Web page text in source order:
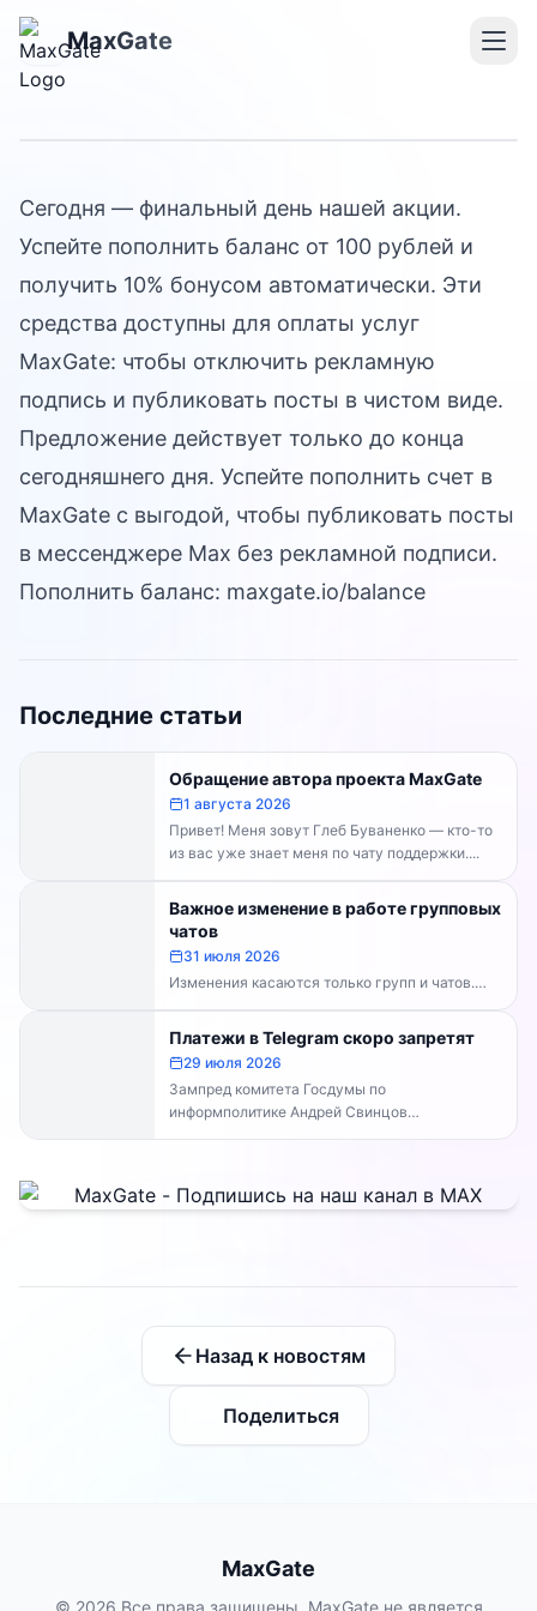
MaxGate
Последний день акции
MaxGate
Сегодня — финальный день нашей акции.
Успейте пополнить баланс от 100 рублей и
получить 10% бонусом автоматически. Эти
средства доступны для оплаты услуг
MaxGate: чтобы отключить рекламную
подпись и публиковать посты в чистом виде.
Предложение действует только до конца
сегодняшнего дня. Успейте пополнить счет в
MaxGate с выгодой, чтобы публиковать посты
в мессенджере Max без рекламной подписи.
Пополнить баланс: maxgate.io/balance
Последние статьи
Обращение автора проекта MaxGate
1 августа 2026
Привет! Меня зовут Глеб Буваненко — кто-то
из вас уже знает меня по чату поддержки....
Важное изменение в работе групповых
чатов
31 июля 2026
Изменения касаются только групп и чатов.
Каналы работают в прежнем режиме —
владельцам каналов делать...
Платежи в Telegram скоро запретят
29 июля 2026
Зампред комитета Госдумы по
информполитике Андрей Свинцов
рекомендовал россиянам временно
Назад к новостям
Поделиться
MaxGate
© 2026 Все права защищены. MaxGate не является